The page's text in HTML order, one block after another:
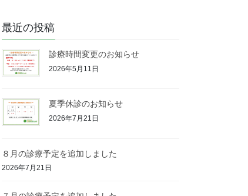
最近の投稿
診療時間変更のお知らせ
2026年5月11日
夏季休診のお知らせ
2026年7月21日
８月の診療予定を追加しました
2026年7月21日